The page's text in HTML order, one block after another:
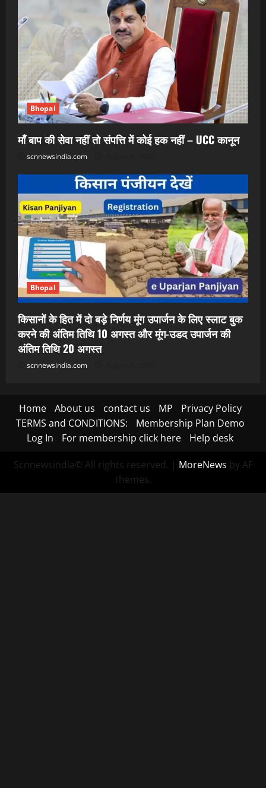
Bhopal
माँ बाप की सेवा नहीं तो संपत्ति में कोई हक नहीं – UCC कानून
scnnewsindia.com
Bhopal
किसानों के हित में दो बड़े निर्णय मूंग उपार्जन के लिए स्लाट बुक
करने की अंतिम तिथि 10 अगस्त और मूंग-उडद उपार्जन की
अंतिम तिथि 20 अगस्त
scnnewsindia.com
Home About us contact us MP
Privacy Policy
TERMS and CONDITIONS:
Membership Plan Demo
Log In
For membership click here Help desk
Scnnewsindia© All rights reserved. | MoreNews by AF
themes.